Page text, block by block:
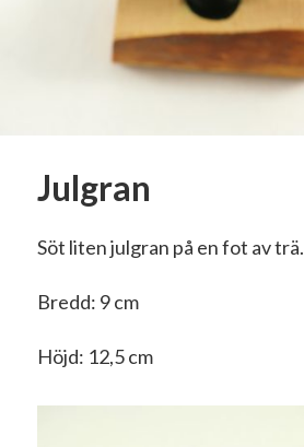
Julgran
Söt liten julgran på en fot av trä.
Bredd: 9 cm
Höjd: 12,5 cm